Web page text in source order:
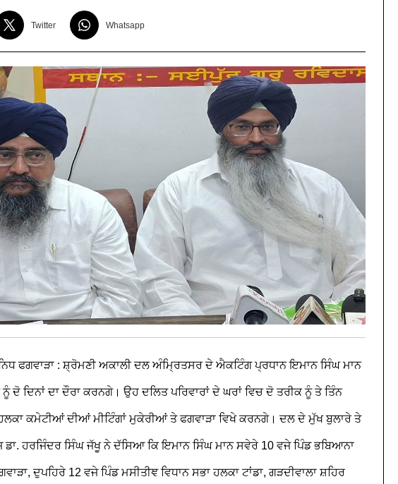
Twitter Whatsapp
ਫਗਵਾੜਾ : ਸ਼੍ਰੋਮਣੀ ਅਕਾਲੀ ਦਲ ਅੰਮ੍ਰਿਤਸਰ ਦੇ ਐਕਟਿੰਗ ਪ੍ਰਧਾਨ ਇਮਾਨ ਸਿੰਘ ਮਾਨ
ਦੋ ਦਿਨਾਂ ਦਾ ਦੌਰਾ ਕਰਨਗੇ। ਉਹ ਦਲਿਤ ਪਰਿਵਾਰਾਂ ਦੇ ਘਰਾਂ ਵਿਚ ਦੋ ਤਰੀਕ ਨੂੰ ਤੇ ਤਿੰਨ
ਹਲਕਾ ਕਮੇਟੀਆਂ ਦੀਆਂ ਮੀਟਿੰਗਾਂ ਮੁਕੇਰੀਆਂ ਤੇ ਫਗਵਾੜਾ ਵਿਖੇ ਕਰਨਗੇ। ਦਲ ਦੇ ਮੁੱਖ ਬੁਲਾਰੇ ਤੇ
ਹਰਜਿੰਦਰ ਸਿੰਘ ਜੱਖੂ ਨੇ ਦੱਸਿਆ ਕਿ ਇਮਾਨ ਸਿੰਘ ਮਾਨ ਸਵੇਰੇ 10 ਵਜੇ ਪਿੰਡ ਭਬਿਆਨਾ
ਦੁਪਹਿਰੇ 12 ਵਜੇ ਪਿੰਡ ਮਸੀਤੀਞ ਵਿਧਾਨ ਸਭਾ ਹਲਕਾ ਟਾਂਡਾ, ਗੜਦੀਵਾਲਾ ਸ਼ਹਿਰ